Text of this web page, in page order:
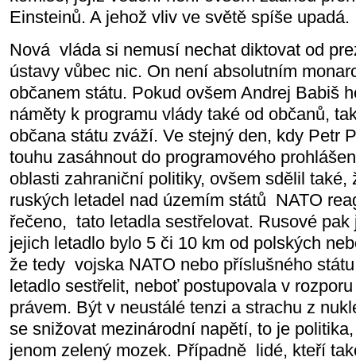
Einsteinů. A jehož vliv ve světě spíše upadá.
Nová vláda si nemusí nechat diktovat od
ústavy vůbec nic. On není absolutním
občanem státu. Pokud ovšem Andrej Babiš
náměty k programu vlády také od občanů,
občana státu zváží. Ve stejný den, kdy Petr
touhu zasáhnout do programového
oblasti zahraniční politiky, ovšem sdělil také,
ruských letadel nad územím států NATO
řečeno, tato letadla sestřelovat. Rusové pak
jejich letadlo bylo 5 či 10 km od polských
že tedy vojska NATO nebo příslušného
letadlo sestřelit, neboť postupovala v
právem. Být v neustálé tenzi a strachu z
se snižovat mezinárodní napětí, to je
jenom zelený mozek. Případně lidé, kteří